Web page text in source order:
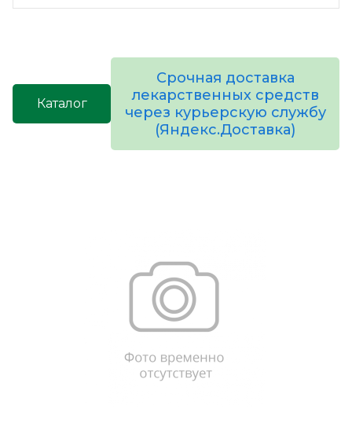
Каталог
Срочная доставка
лекарственных средств
через курьерскую службу
(Яндекс.Доставка)